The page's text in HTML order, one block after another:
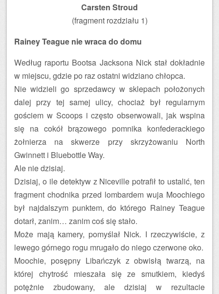
Carsten Stroud
(fragment rozdziału 1)
Rainey Teague nie wraca do domu
Według raportu Bootsa Jacksona Nick stał dokładnie
w miejscu, gdzie po raz ostatni widziano chłopca.
Nie widzieli go sprzedawcy w sklepach położonych
dalej przy tej samej ulicy, chociaż był regularnym
gościem w Scoops i często obserwowali, jak wspina
się na cokół brązowego pomnika konfederackiego
żołnierza na skwerze przy skrzyżowaniu North
Gwinnett i Bluebottle Way.
Ale nie dzisiaj.
Dzisiaj, o ile detektyw z Niceville potrafił to ustalić, ten
fragment chodnika przed lombardem wuja Moochiego
był najdalszym punktem, do którego Rainey Teague
dotarł, zanim… zanim coś się stało.
Może mają kamery, pomyślał Nick. I rzeczywiście, z
lewego górnego rogu mrugało do niego czerwone oko.
Moochie, posępny Libańczyk z obwisłą twarzą, na
której chytrość mieszała się ze smutkiem, kiedyś
potężnie zbudowany, ale dzisiaj w rezultacie